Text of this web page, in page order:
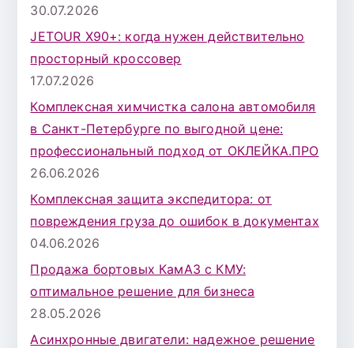
30.07.2026
JETOUR X90+: когда нужен действительно
просторный кроссовер
17.07.2026
Комплексная химчистка салона автомобиля
в Санкт-Петербурге по выгодной цене:
профессиональный подход от ОКЛЕЙКА.ПРО
26.06.2026
Комплексная защита экспедитора: от
повреждения груза до ошибок в документах
04.06.2026
Продажа бортовых КамАЗ с КМУ:
оптимальное решение для бизнеса
28.05.2026
Асинхронные двигатели: надежное решение